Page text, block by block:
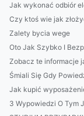
Jak wykonać odbiór
Czy ktoś wie jak
Zalety bycia wege
Oto Jak Szybko I
Zobacz te informacje
Śmiali Się Gdy
Jak kupić
3 Wypowiedzi O Tym